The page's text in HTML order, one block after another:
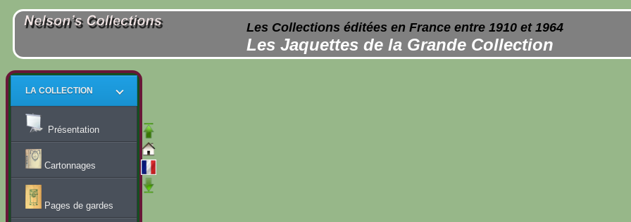
Les Collections éditées en France entre 1910 et 1964
Les Jaquettes de la Grande Collection
LA COLLECTION
Présentation
Cartonnages
Pages de gardes